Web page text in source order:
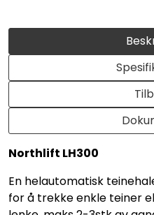
Northlift LH300
En helautomatisk
for å trekke enkle teiner